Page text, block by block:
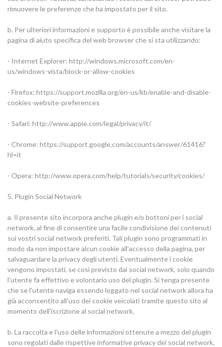
rimuovere le preferenze che ha impostato per il sito.
b. Per ulteriori informazioni e supporto è possibile anche visitare la
pagina di aiuto specifica del web browser che si sta utilizzando:
- Internet Explorer: http://windows.microsoft.com/en-
us/windows-vista/block-or-allow-cookies
- Firefox: https://support.mozilla.org/en-us/kb/enable-and-disable-
cookies-website-preferences
- Safari: http://www.apple.com/legal/privacy/it/
- Chrome: https://support.google.com/accounts/answer/61416?
hl=it
- Opera: http://www.opera.com/help/tutorials/security/cookies/
5. Plugin Social Network
a. Il presente sito incorpora anche plugin e/o bottoni per i social
network, al fine di consentire una facile condivisione dei contenuti
sui vostri social network preferiti. Tali plugin sono programmati in
modo da non impostare alcun cookie all'accesso della pagina, per
salvaguardare la privacy degli utenti. Eventualmente i cookie
vengono impostati, se così previsto dai social network, solo quando
l'utente fa effettivo e volontario uso del plugin. Si tenga presente
che se l'utente naviga essendo loggato nel social network allora ha
già acconsentito all'uso dei cookie veicolati tramite questo sito al
momento dell'iscrizione al social network.
b. La raccolta e l'uso delle informazioni ottenute a mezzo del plugin
sono regolati dalle rispettive informative privacy dei social network,